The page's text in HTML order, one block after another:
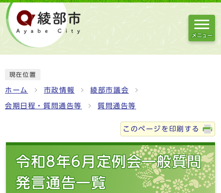
メニュー
現在位置
ホーム 市政情報 綾部市議会
会期日程・質問通告等 質問通告等
このページを印刷する
令和8年6月定例会一般質問
発言通告一覧